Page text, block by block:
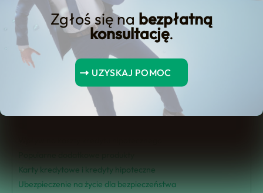
Zgłoś się na bezpłatną
konsultację.
UZYSKAJ POMOC
Spis Treści
Najważniejsze wnioski
Rodzaje dostępnych dodatkowych produktów
Karty kredytowe i kredyty hipoteczne
Ubezpieczenie na życie dla bezpieczeństwa